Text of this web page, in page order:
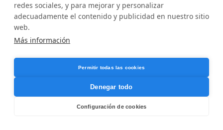
redes sociales, y para mejorar y personalizar
adecuadamente el contenido y publicidad en nuestro sitio
web.
Más información
Permitir todas las cookies
Denegar todo
Configuración de cookies